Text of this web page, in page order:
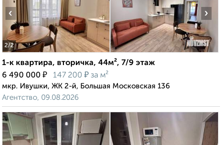
2/2
‹ ›
1-к квартира, вторичка, 44м², 7/9 этаж
6 490 000 ₽ 147 200 ₽ за м²
мкр. Ивушки, ЖК 2-й, Большая Московская 136
Агентство, 09.08.2026